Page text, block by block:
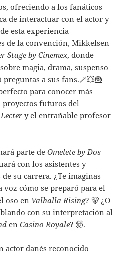
ofreciendo a los fanáticos
de interactuar con el actor y
esta experiencia
de la convención, Mikkelsen
Stage by Cinemex, donde
magia, drama, suspenso
a sus fans.🪄💥🦹
para conocer más
futuros del
y el entrañable profesor
parte deOmelete by Dos
con los asistentes y
su carrera. ¿Te imaginas
voz cómo se preparó para el
oso en Valhalla Rising? 🐻 ¿O
con su interpretación al
enCasino Royale? 🤯.
actor danés reconocido